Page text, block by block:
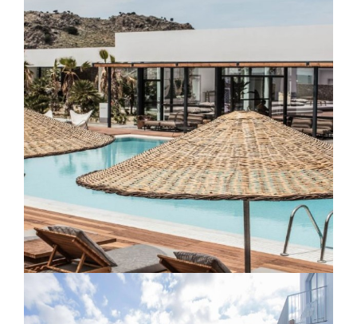
Beach House Lodge